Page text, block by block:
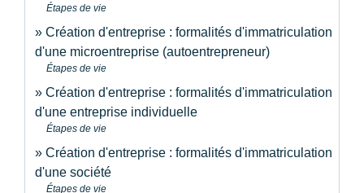
Étapes de vie
Création d'entreprise : formalités d'immatriculation
d'une microentreprise (autoentrepreneur)
Étapes de vie
Création d'entreprise : formalités d'immatriculation
d'une entreprise individuelle
Étapes de vie
Création d'entreprise : formalités d'immatriculation
d'une société
Étapes de vie